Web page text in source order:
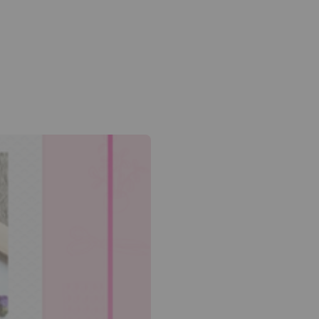
bas pour ouvrir le sous-menu.